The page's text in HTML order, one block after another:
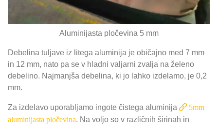
Aluminijasta pločevina 5 mm
Debelina tuljave iz litega aluminija je običajno med 7 mm
in 12 mm, nato pa se v hladni valjarni zvalja na želeno
debelino. Najmanjša debelina, ki jo lahko izdelamo, je 0,2
mm.
Za izdelavo uporabljamo ingote čistega aluminija
5mm
aluminijasta pločevina. Na voljo so v različnih širinah in